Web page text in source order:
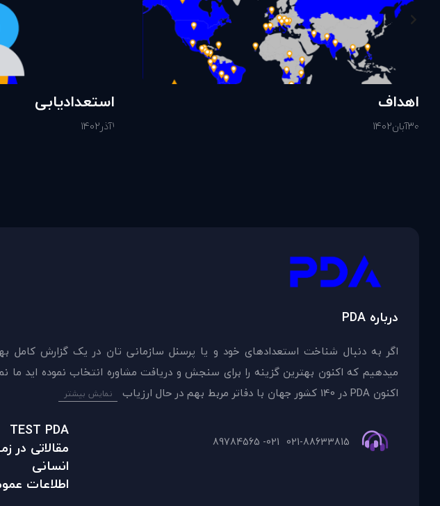
اهداف
30آبان1402
استعدادیابی
1آذر1402
درباره PDA
اگر به دنبال شناخت استعدادهای خود و یا پرسنل سازمانی تان در يک گزارش کامل
اکنون PDA در 140 کشور جهان با دفاتر مربط بهم در حال ارزیاب
نمایش بیشتر
021-88633815
021- 89784565
TEST PDA
مقالاتی در
انسانی
اطلاعات